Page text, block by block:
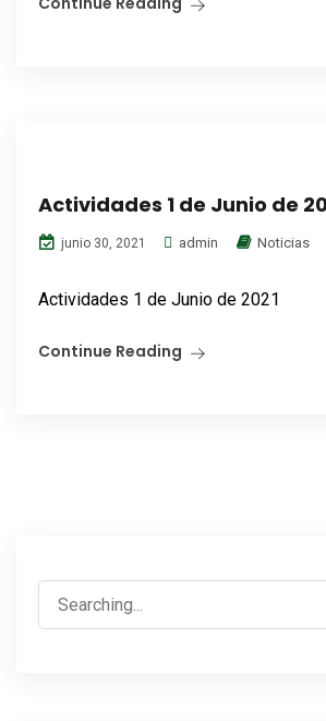
Actividades 1 de Junio de
junio 30, 2021 admin Noticias
Actividades 1 de Junio de 2021
Continue Reading
Search
for: